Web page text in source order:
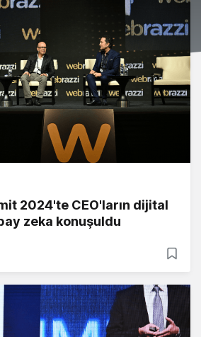
2024'te CEO'ların dijital
zeka konuşuldu